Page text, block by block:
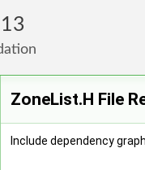
13
Foundation
ZoneList.H File
Include dependency